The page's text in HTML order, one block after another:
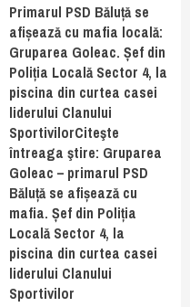
Primarul PSD Băluță se
afișează cu mafia locală:
Gruparea Goleac. Șef din
Poliția Locală Sector 4, la
piscina din curtea casei
liderului Clanului
SportivilorCiteşte
întreaga ştire: Gruparea
Goleac – primarul PSD
Băluță se afișează cu
mafia. Șef din Poliția
Locală Sector 4, la
piscina din curtea casei
liderului Clanului
Sportivilor